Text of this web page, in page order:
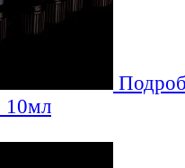
10мл